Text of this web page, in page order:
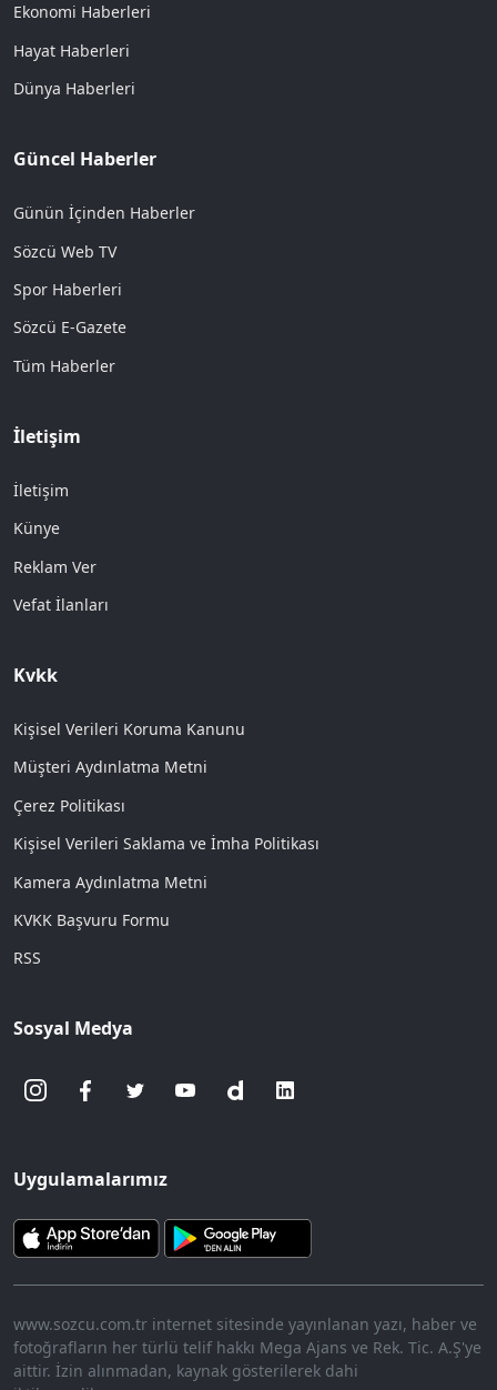
Ekonomi Haberleri
Hayat Haberleri
Dünya Haberleri
Güncel Haberler
Günün İçinden Haberler
Sözcü Web TV
Spor Haberleri
Sözcü E-Gazete
Tüm Haberler
İletişim
İletişim
Künye
Reklam Ver
Vefat İlanları
Kvkk
Kişisel Verileri Koruma Kanunu
Müşteri Aydınlatma Metni
Çerez Politikası
Kişisel Verileri Saklama ve İmha Politikası
Kamera Aydınlatma Metni
KVKK Başvuru Formu
RSS
Sosyal Medya
Uygulamalarımız
www.sozcu.com.tr internet sitesinde yayınlanan yazı, haber ve
fotoğrafların her türlü telif hakkı Mega Ajans ve Rek. Tic. A.Ş'ye
aittir. İzin alınmadan, kaynak gösterilerek dahi